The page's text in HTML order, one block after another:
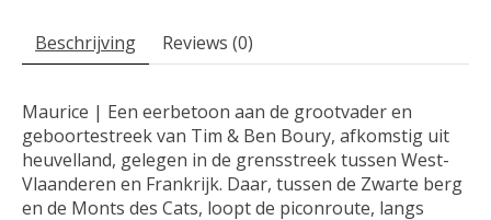
Beschrijving Reviews (0)
Maurice | Een eerbetoon aan de grootvader en
geboortestreek van Tim & Ben Boury, afkomstig uit
heuvelland, gelegen in de grensstreek tussen West-
Vlaanderen en Frankrijk. Daar, tussen de Zwarte berg
en de Monts des Cats, loopt de piconroute, langs